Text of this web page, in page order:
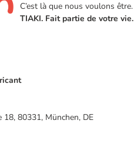
C’est là que nous voulons être.
TIAKI. Fait partie de votre vie.
80331, München, DE